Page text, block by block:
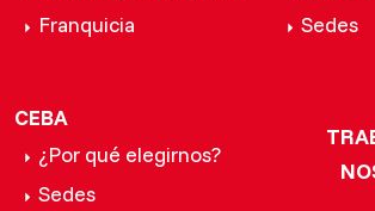
Franquicia
Sedes
CEBA
¿Por qué elegirnos?
Sedes